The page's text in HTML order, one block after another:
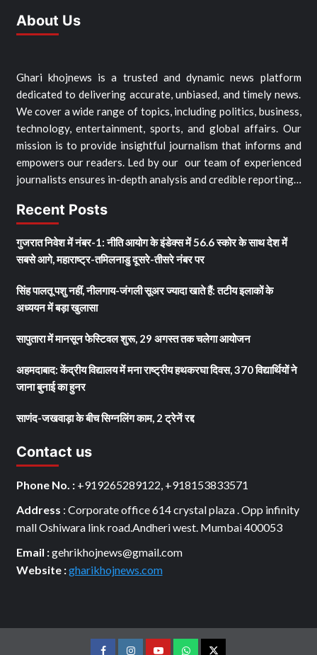
About Us
Ghari khojnews is a trusted and dynamic news platform
dedicated to delivering accurate, unbiased, and timely news.
We cover a wide range of topics, including politics, business,
technology, entertainment, sports, and global affairs. Our
mission is to provide insightful journalism that informs and
empowers our readers. Led by our our team of experienced
journalists ensures in-depth analysis and credible reporting…
Recent Posts
गुजरात निवेश में नंबर-1: नीति आयोग के इंडेक्स में 56.6 स्कोर के साथ देश में
सबसे आगे, महाराष्ट्र-तमिलनाडु दूसरे-तीसरे नंबर पर
सिंह पालतू पशु नहीं, नीलगाय-जंगली सूअर ज्यादा खाते हैं: तटीय इलाकों के
अध्ययन में बड़ा खुलासा
सापुतारा में मानसून फेस्टिवल शुरू, 29 अगस्त तक चलेगा आयोजन
अहमदाबाद: केंद्रीय विद्यालय में मना राष्ट्रीय हथकरघा दिवस, 370 विद्यार्थियों ने
जाना बुनाई का हुनर
साणंद-जखवाड़ा के बीच सिग्नलिंग काम, 2 ट्रेनें रद्द
Contact us
Phone No. : +919265289122, +918153833571
Address : Corporate office 614 crystal plaza . Opp infinity
mall Oshiwara link road.Andheri west. Mumbai 400053
Email :gehrikhojnews@gmail.com
Website :gharikhojnews.com